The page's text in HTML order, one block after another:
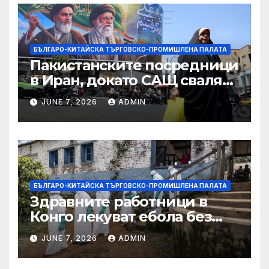
Министерство на
търговията
БЪЛГАРО-КИТАЙСКА ТЪРГОВСКО-ПРОМИШЛЕНА ПАЛАТА
Пакистанските посредници
в Иран, докато САЩ свалят
дронове, Ливан търси мир
JUNE 7, 2026 ADMIN
БЪЛГАРО-КИТАЙСКА ТЪРГОВСКО-ПРОМИШЛЕНА ПАЛАТА
Здравните работници в
Конго лекуват ебола без
заплащане, докато СЗО
търси ресурси
JUNE 7, 2026 ADMIN